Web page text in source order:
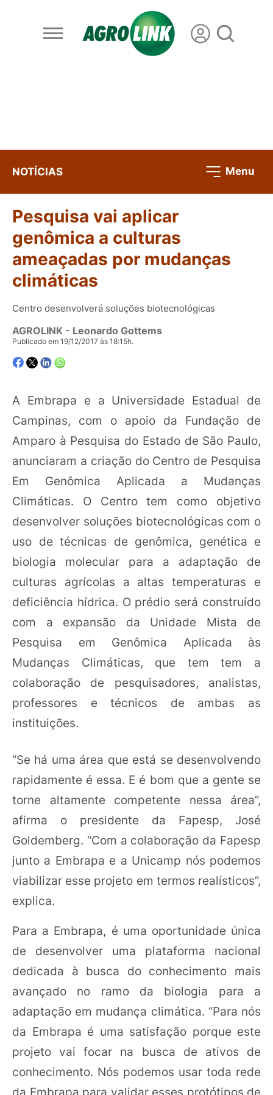
NOTÍCIAS Menu
Pesquisa vai aplicar
genômica a culturas
ameaçadas por mudanças
climáticas
Centro desenvolverá soluções biotecnológicas
AGROLINK - Leonardo Gottems
Publicado em 19/12/2017 às 18:15h.
A Embrapa e a Universidade Estadual de
Campinas, com o apoio da Fundação de
Amparo à Pesquisa do Estado de São Paulo,
anunciaram a criação do Centro de Pesquisa
Em Genômica Aplicada a Mudanças
Climáticas. O Centro tem como objetivo
desenvolver soluções biotecnológicas com o
uso de técnicas de genômica, genética e
biologia molecular para a adaptação de
culturas agrícolas a altas temperaturas e
deficiência hídrica. O prédio será construído
com a expansão da Unidade Mista de
Pesquisa em Genômica Aplicada às
Mudanças Climáticas, que tem tem a
colaboração de pesquisadores, analistas,
professores e técnicos de ambas as
instituições.
“Se há uma área que está se desenvolvendo
rapidamente é essa. E é bom que a gente se
torne altamente competente nessa área”,
afirma o presidente da Fapesp, José
Goldemberg. “Com a colaboração da Fapesp
junto a Embrapa e a Unicamp nós podemos
viabilizar esse projeto em termos realísticos”,
explica.
Para a Embrapa, é uma oportunidade única
de desenvolver uma plataforma nacional
dedicada à busca do conhecimento mais
avançado no ramo da biologia para a
adaptação em mudança climática. “Para nós
da Embrapa é uma satisfação porque este
projeto vai focar na busca de ativos de
conhecimento. Nós podemos usar toda rede
da Embrapa para validar esses protótipos de